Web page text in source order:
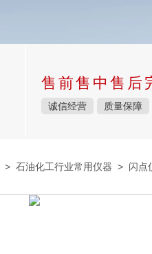
售前售中售后
诚信经营 质量保障
> 石油化工行业常用仪器 > 闪点